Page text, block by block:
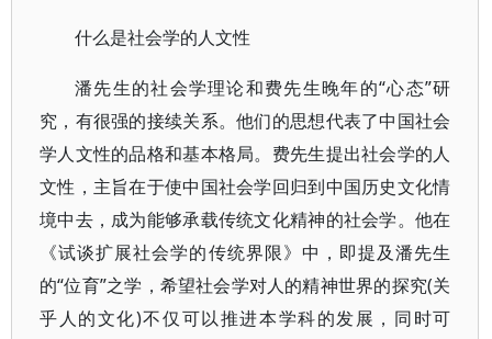
什么是社会学的人文性
潘先生的社会学理论和费先生晚年的“心态”研
究，有很强的接续关系。他们的思想代表了中国社会
学人文性的品格和基本格局。费先生提出社会学的人
文性，主旨在于使中国社会学回归到中国历史文化情
境中去，成为能够承载传统文化精神的社会学。他在
《试谈扩展社会学的传统界限》中，即提及潘先生
的“位育”之学，希望社会学对人的精神世界的探究(关
乎人的文化)不仅可以推进本学科的发展，同时可